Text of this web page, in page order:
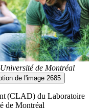
de Montréal
de l'image 2685
(CLAD) du Laboratoire
de Montréal